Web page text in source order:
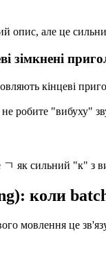
опис, але це
зімкнені
кінцеві
не робите "вибуху"
як сильний "к" з
коли
мовлення це